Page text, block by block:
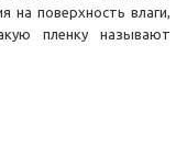
на поверхность влаги,
пленку называют